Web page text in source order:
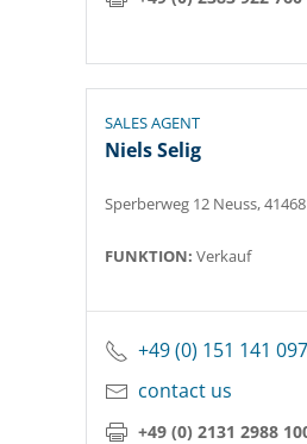
SALES AGENT
Niels Selig
Sperberweg 12 Neuss,
FUNKTION: Verkauf
+49 (0) 151 141
contact us
+49 (0) 2131 2988